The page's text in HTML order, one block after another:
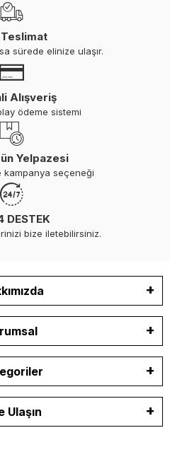
Teslimat
sürede elinize ulaşır.
Alışveriş
ödeme sistemi
Yelpazesi
kampanya seçeneği
DESTEK
bize iletebilirsiniz.
Ulaşın